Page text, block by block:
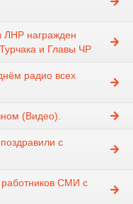
ЛНР награжден
и Главы ЧР
радио всех
(Видео).
с
СМИ с